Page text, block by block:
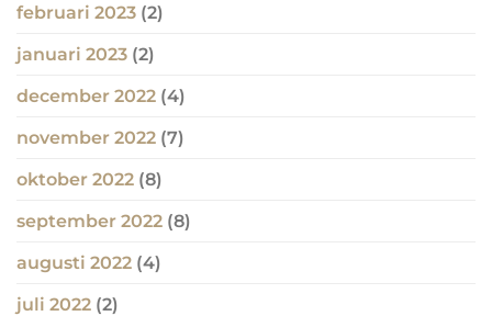
februari 2023 (2)
januari 2023 (2)
december 2022 (4)
november 2022 (7)
oktober 2022 (8)
september 2022 (8)
augusti 2022 (4)
juli 2022 (2)